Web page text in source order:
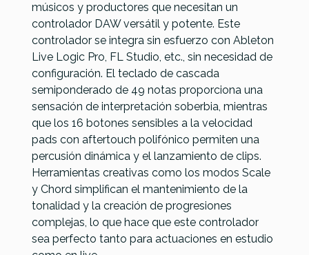
músicos y productores que necesitan un
controlador DAW versátil y potente. Este
controlador se integra sin esfuerzo con Ableton
Live Logic Pro, FL Studio, etc., sin necesidad de
configuración. El teclado de cascada
semiponderado de 49 notas proporciona una
sensación de interpretación soberbia, mientras
que los 16 botones sensibles a la velocidad
pads con aftertouch polifónico permiten una
percusión dinámica y el lanzamiento de clips.
Herramientas creativas como los modos Scale
y Chord simplifican el mantenimiento de la
tonalidad y la creación de progresiones
complejas, lo que hace que este controlador
sea perfecto tanto para actuaciones en estudio
Referencia CTRNSONNVT029
Alesis
Vortex
Wireless
Novation
Launchkey
49 MK4
Arturia
KeyLab
Essential 61
Aquamarine
NTK-49
239,00 €
No hay características para comparar